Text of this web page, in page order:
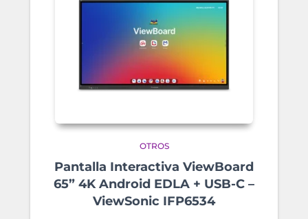
OTROS
Pantalla Interactiva ViewBoard
65” 4K Android EDLA + USB-C –
ViewSonic IFP6534